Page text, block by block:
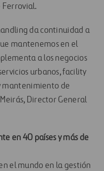
Ferrovial.
da continuidad a
mantenemos en el
a los negocios
urbanos, facility
mantenimiento de
Director General
en 40 países y más de
el mundo en la gestión